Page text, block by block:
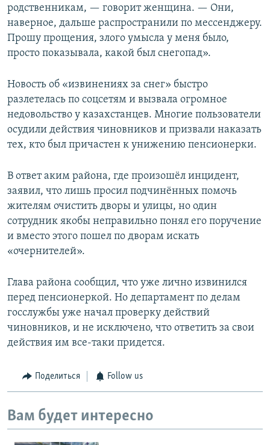
родственникам, — говорит женщина. — Они,
наверное, дальше распространили по мессенджеру.
Прошу прощения, злого умысла у меня было,
просто показывала, какой был снегопад».
Новость об «извинениях за снег» быстро
разлетелась по соцсетям и вызвала огромное
недовольство у казахстанцев. Многие пользователи
осудили действия чиновников и призвали наказать
тех, кто был причастен к унижению пенсионерки.
В ответ аким района, где произошёл инцидент,
заявил, что лишь просил подчинённых помочь
жителям очистить дворы и улицы, но один
сотрудник якобы неправильно понял его поручение
и вместо этого пошел по дворам искать
«очернителей».
Глава района сообщил, что уже лично извинился
перед пенсионеркой. Но департамент по делам
госслужбы уже начал проверку действий
чиновников, и не исключено, что ответить за свои
действия им все-таки придется.
Поделиться Follow us
Вам будет интересно